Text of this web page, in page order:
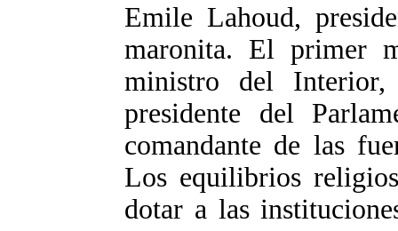
Emile Lahoud,
maronita. El primer
ministro del Interior,
presidente del
comandante de las
Los equilibrios
dotar a las